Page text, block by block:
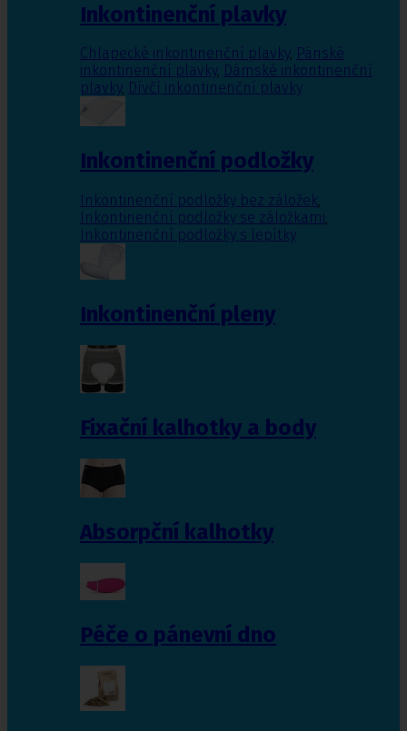
Inkontinenční plavky
Chlapecké inkontinenční plavky, Pánské
inkontinenční plavky, Dámské inkontinenční
plavky, Dívčí inkontinenční plavky
Inkontinenční podložky
Inkontinenční podložky bez záložek,
Inkontinenční podložky se záložkami,
Inkontinenční podložky s lepítky
Inkontinenční pleny
Fixační kalhotky a body
Absorpční kalhotky
Péče o pánevní dno